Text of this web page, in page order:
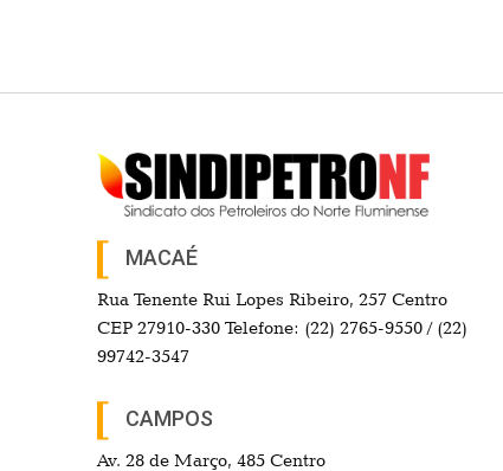
MACAÉ
Rua Tenente Rui Lopes Ribeiro, 257 Centro
CEP 27910-330 Telefone: (22) 2765-9550 / (22)
99742-3547
CAMPOS
Av. 28 de Março, 485 Centro